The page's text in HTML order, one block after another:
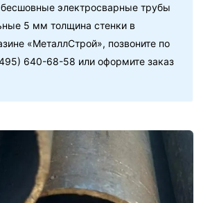
электросварные трубы
5 мм толщина стенки в
«МеталлСтрой», позвоните по
640-68-58 или оформите заказ